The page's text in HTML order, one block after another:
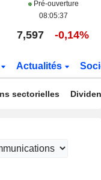
Pré-ouverture
08:05:37
7,597 -0,14%
Actualités
sectorielles